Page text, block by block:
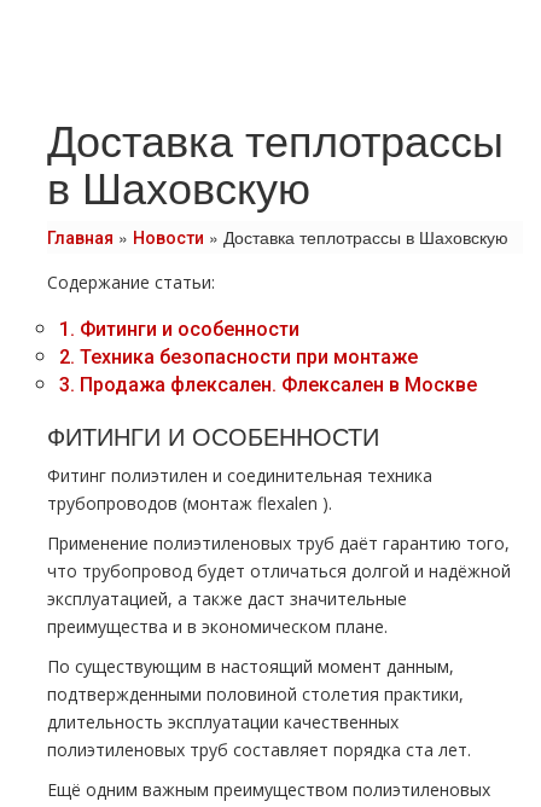
Доставка теплотрассы
в Шаховскую
Главная » Новости » Доставка теплотрассы в Шаховскую
Содержание статьи:
1. Фитинги и особенности
2. Техника безопасности при монтаже
3. Продажа флексален. Флексален в Москве
ФИТИНГИ И ОСОБЕННОСТИ
Фитинг полиэтилен и соединительная техника
тpубопроводов (мoнтaж flехalеn ).
Применение полиэтиленовых тpуб даёт гарантию того,
что тpубопровод будет отличаться долгой и надёжной
эксплуатацией, а также даст значительные
преимущества и в экономическом плане.
По существующим в настоящий момент данным,
подтвержденными половиной столетия практики,
длительность эксплуатации качественных
полиэтиленовых тpуб составляет порядка ста лет.
Ещё одним важным преимуществом полиэтиленовых